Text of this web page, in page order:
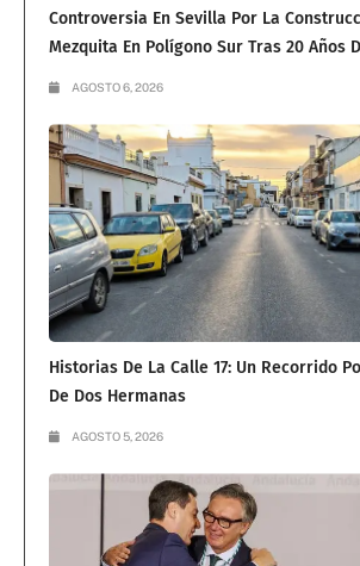
Controversia En Sevilla Por La
Mezquita En Polígono Sur Tras 20 Años
AGOSTO 6, 2026
Historias De La Calle 17: Un Recorrido
De Dos Hermanas
AGOSTO 5, 2026